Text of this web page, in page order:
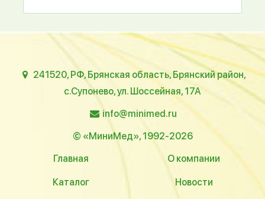
241520, РФ, Брянская область, Брянский район,
с.Супонево, ул. Шоссейная, 17А
info@minimed.ru
© «МиниМед», 1992-2026
Главная
О компании
Каталог Новости